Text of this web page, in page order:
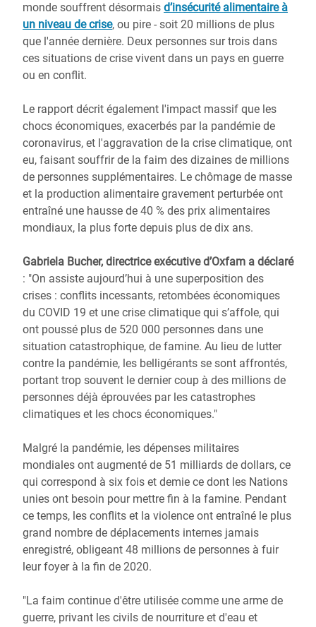
monde souffrent désormais d’insécurité alimentaire à
un niveau de crise, ou pire - soit 20 millions de plus
que l'année dernière. Deux personnes sur trois dans
ces situations de crise vivent dans un pays en guerre
ou en conflit.
Le rapport décrit également l'impact massif que les
chocs économiques, exacerbés par la pandémie de
coronavirus, et l'aggravation de la crise climatique, ont
eu, faisant souffrir de la faim des dizaines de millions
de personnes supplémentaires. Le chômage de masse
et la production alimentaire gravement perturbée ont
entraîné une hausse de 40 % des prix alimentaires
mondiaux, la plus forte depuis plus de dix ans.
Gabriela Bucher, directrice exécutive d’Oxfam a déclaré
: "On assiste aujourd’hui à une superposition des
crises : conflits incessants, retombées économiques
du COVID 19 et une crise climatique qui s’affole, qui
ont poussé plus de 520 000 personnes dans une
situation catastrophique, de famine. Au lieu de lutter
contre la pandémie, les belligérants se sont affrontés,
portant trop souvent le dernier coup à des millions de
personnes déjà éprouvées par les catastrophes
climatiques et les chocs économiques."
Malgré la pandémie, les dépenses militaires
mondiales ont augmenté de 51 milliards de dollars, ce
qui correspond à six fois et demie ce dont les Nations
unies ont besoin pour mettre fin à la famine. Pendant
ce temps, les conflits et la violence ont entraîné le plus
grand nombre de déplacements internes jamais
enregistré, obligeant 48 millions de personnes à fuir
leur foyer à la fin de 2020.
"La faim continue d'être utilisée comme une arme de
guerre, privant les civils de nourriture et d'eau et